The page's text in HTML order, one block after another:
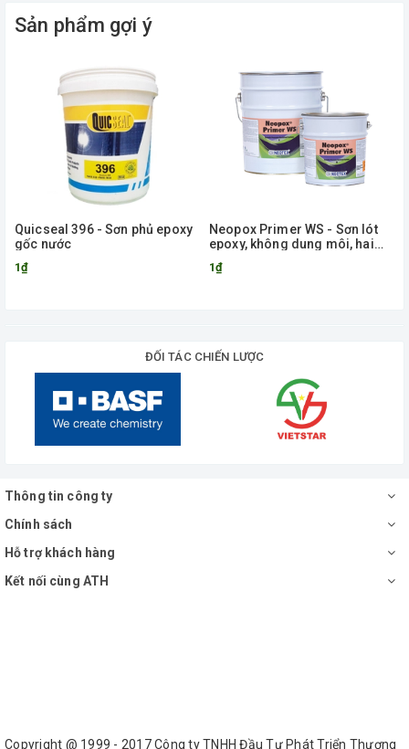
Sản phẩm gợi ý
Quicseal 396 - Sơn phủ epoxy
gốc nước
1₫
Neopox Primer WS - Sơn lót
epoxy, không dung môi, hai
ẩm
1₫
ĐỐI TÁC CHIẾN LƯỢC
Thông tin công ty
Chính sách
Hỗ trợ khách hàng
Kết nối cùng ATH
Copyright @ 1999 - 2017 Công ty TNHH Đầu Tư Phát Triển Thương